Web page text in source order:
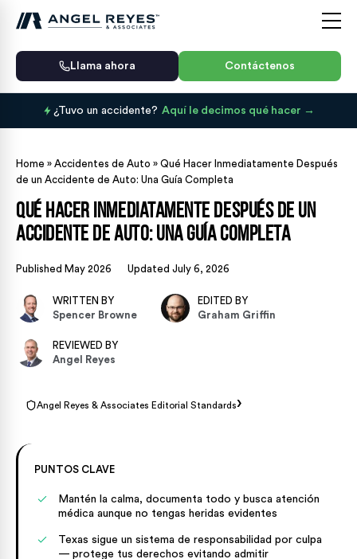
Llama ahora Contáctenos
¿Tuvo un accidente? Aquí le decimos qué hacer
Home » Accidentes de Auto » Qué Hacer Inmediatamente Después
de un Accidente de Auto: Una Guía Completa
Qué Hacer Inmediatamente Después de un
Accidente de Auto: Una Guía Completa
Published May 2026 Updated July 6, 2026
WRITTEN BY
Spencer Browne
EDITED BY
Graham Griffin
REVIEWED BY
Angel Reyes
Angel Reyes & Associates Editorial Standards›
PUNTOS CLAVE
Mantén la calma, documenta todo y busca atención
médica aunque no tengas heridas evidentes
Texas sigue un sistema de responsabilidad por culpa
— protege tus derechos evitando admitir